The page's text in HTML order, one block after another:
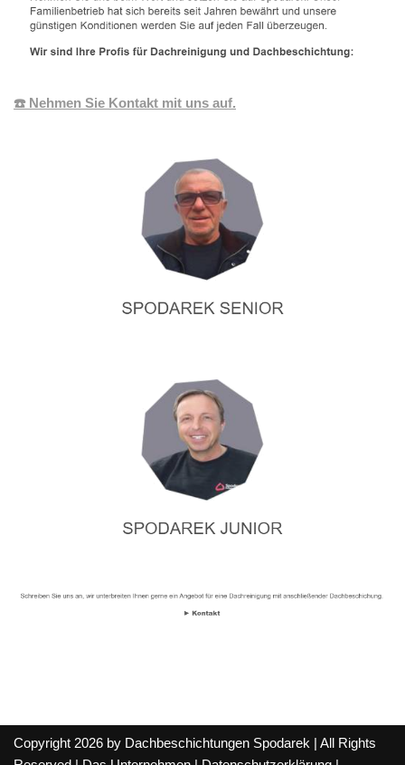
☎️ Nehmen Sie Kontakt mit uns auf.
Copyright 2026 by Dachbeschichtungen Spodarek | All Rights